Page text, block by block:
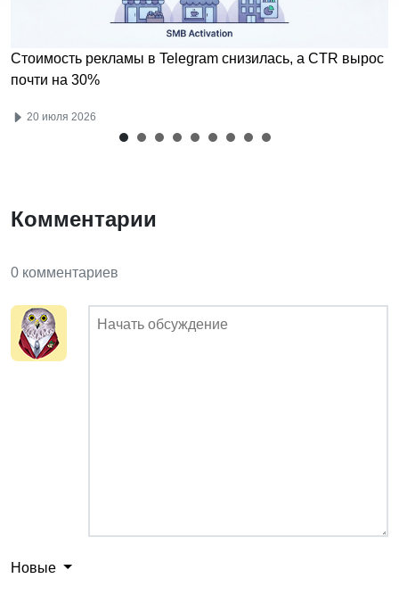
Стоимость рекламы в Telegram снизилась, а CTR вырос
почти на 30%
20 июля 2026
Комментарии
0 комментариев
Новые